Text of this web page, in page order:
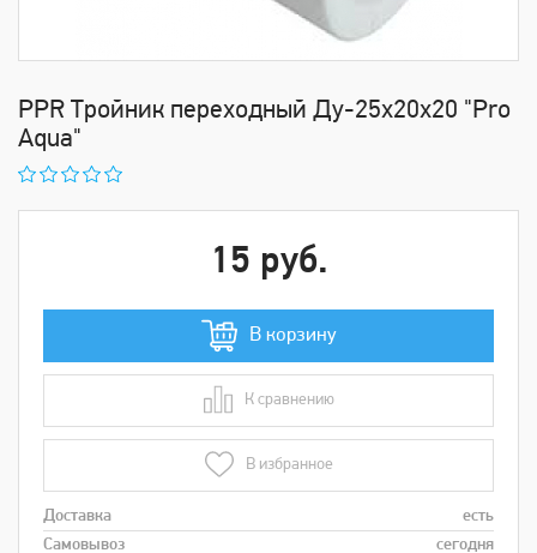
PPR Тройник переходный Ду-25х20х20 "Pro
Aqua"
15 руб.
В корзину
К сравнению
В сравнении
В избранное
Доставка
есть
Самовывоз
сегодня